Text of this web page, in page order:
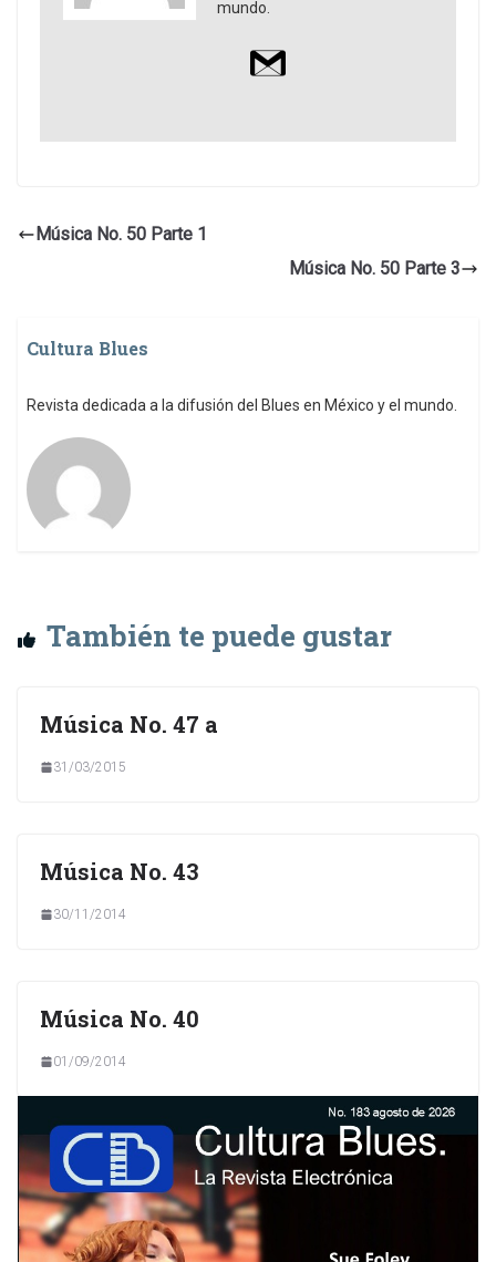
mundo.
Música No. 50 Parte 1
Música No. 50 Parte 3
Cultura Blues
Revista dedicada a la difusión del Blues en México y el mundo.
También te puede gustar
Música No. 47 a
31/03/2015
Música No. 43
30/11/2014
Música No. 40
01/09/2014